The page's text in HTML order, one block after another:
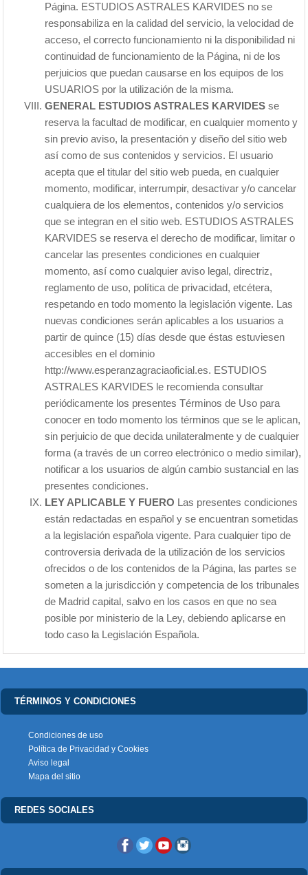
Página. ESTUDIOS ASTRALES KARVIDES no se
responsabiliza en la calidad del servicio, la velocidad de
acceso, el correcto funcionamiento ni la disponibilidad ni
continuidad de funcionamiento de la Página, ni de los
perjuicios que puedan causarse en los equipos de los
USUARIOS por la utilización de la misma.
GENERAL ESTUDIOS ASTRALES KARVIDES se
reserva la facultad de modificar, en cualquier momento y
sin previo aviso, la presentación y diseño del sitio web
así como de sus contenidos y servicios. El usuario
acepta que el titular del sitio web pueda, en cualquier
momento, modificar, interrumpir, desactivar y/o cancelar
cualquiera de los elementos, contenidos y/o servicios
que se integran en el sitio web. ESTUDIOS ASTRALES
KARVIDES se reserva el derecho de modificar, limitar o
cancelar las presentes condiciones en cualquier
momento, así como cualquier aviso legal, directriz,
reglamento de uso, política de privacidad, etcétera,
respetando en todo momento la legislación vigente. Las
nuevas condiciones serán aplicables a los usuarios a
partir de quince (15) días desde que éstas estuviesen
accesibles en el dominio
http://www.esperanzagraciaoficial.es. ESTUDIOS
ASTRALES KARVIDES le recomienda consultar
periódicamente los presentes Términos de Uso para
conocer en todo momento los términos que se le aplican,
sin perjuicio de que decida unilateralmente y de cualquier
forma (a través de un correo electrónico o medio similar),
notificar a los usuarios de algún cambio sustancial en las
presentes condiciones.
LEY APLICABLE Y FUERO Las presentes condiciones
están redactadas en español y se encuentran sometidas
a la legislación española vigente. Para cualquier tipo de
controversia derivada de la utilización de los servicios
ofrecidos o de los contenidos de la Página, las partes se
someten a la jurisdicción y competencia de los tribunales
de Madrid capital, salvo en los casos en que no sea
posible por ministerio de la Ley, debiendo aplicarse en
todo caso la Legislación Española.
TÉRMINOS Y CONDICIONES
Condiciones de uso
Política de Privacidad y Cookies
Aviso legal
Mapa del sitio
REDES SOCIALES